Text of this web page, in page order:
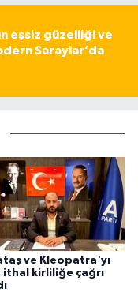
eşsiz güzelliği ve
Saraylar’da
ve Kleopatra'yı
ithal kirliliğe çağrı